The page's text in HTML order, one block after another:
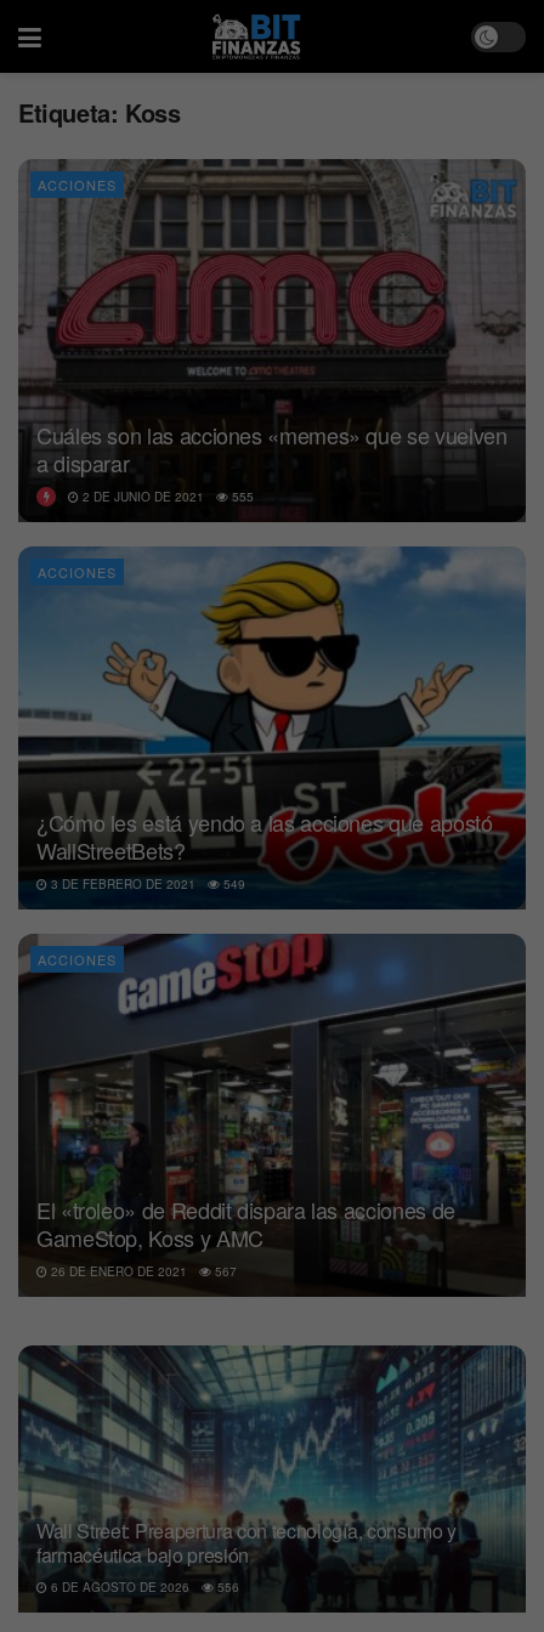
Etiqueta: Koss
ACCIONES
Cuáles son las acciones «memes» que se vuelven
a disparar
2 DE JUNIO DE 2021 555
ACCIONES
¿Cómo les está yendo a las acciones que apostó
WallStreetBets?
3 DE FEBRERO DE 2021 549
ACCIONES
El «troleo» de Reddit dispara las acciones de
GameStop, Koss y AMC
26 DE ENERO DE 2021 567
Wall Street: Preapertura con tecnología, consumo y
farmacéutica bajo presión
6 DE AGOSTO DE 2026 556